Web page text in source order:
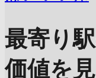
最寄り
価値を